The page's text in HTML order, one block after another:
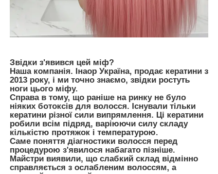
Звідки з'явився цей міф?
Наша компанія. Інаор Україна, продає кератини з
2013 року, і ми точно знаємо, звідки ростуть
ноги цього міфу.
Справа в тому, що раніше на ринку не було
ніяких ботоксів для волосся. Існували тільки
кератини різної сили випрямлення. Ці кератини
робили всім підряд, варіюючи силу складу
кількістю протяжок і температурою.
Саме поняття діагностики волосся перед
процедурою з'явилося набагато пізніше.
Майстри виявили, що слабкий склад відмінно
справляється з ослабленим волоссям, а